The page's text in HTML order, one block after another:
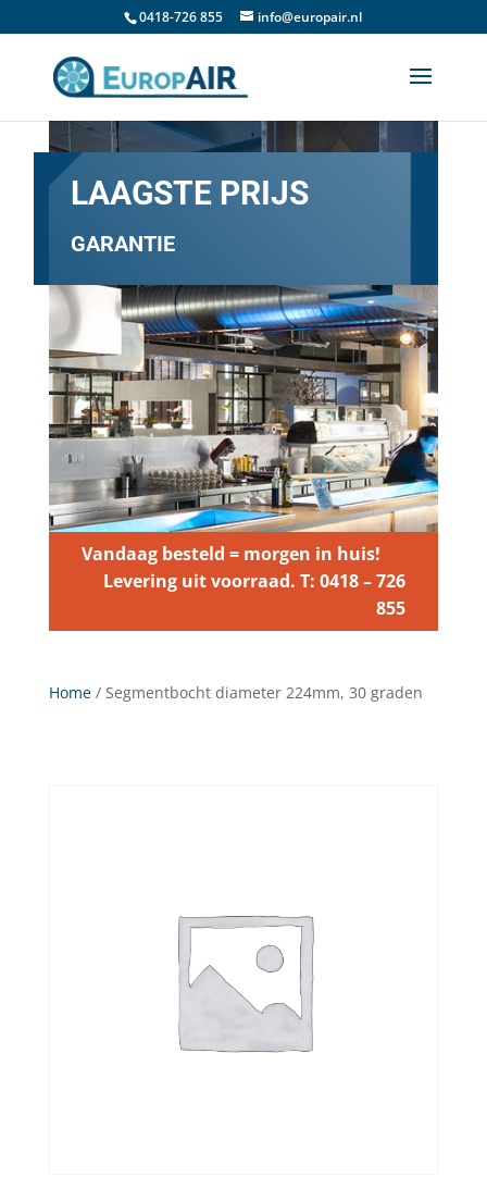
0418-726 855 info@europair.nl
LAAGSTE PRIJS
GARANTIE
Vandaag besteld = morgen in huis!
Levering uit voorraad. T: 0418 – 726
855
Home/ Segmentbocht diameter 224mm, 30 graden